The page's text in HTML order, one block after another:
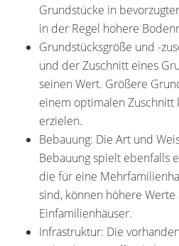
Grundstücke in
in der Regel höhere
Grundstücksgröße und -
und der Zuschnitt eines
seinen Wert. Größere
einem optimalen Zuschnitt
erzielen.
Bebauung: Die Art und
Bebauung spielt ebenfalls
die für eine
sind, können höhere
Einfamilienhäuser.
Infrastruktur: Die